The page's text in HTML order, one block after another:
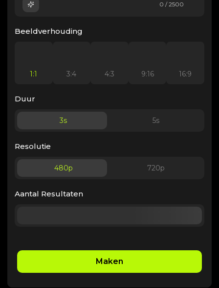
0 / 2500
Beeldverhouding
1:1 3:4 4:3 9:16 16:9
Duur
3s 5s
Resolutie
480p 720p
Aantal Resultaten
Maken